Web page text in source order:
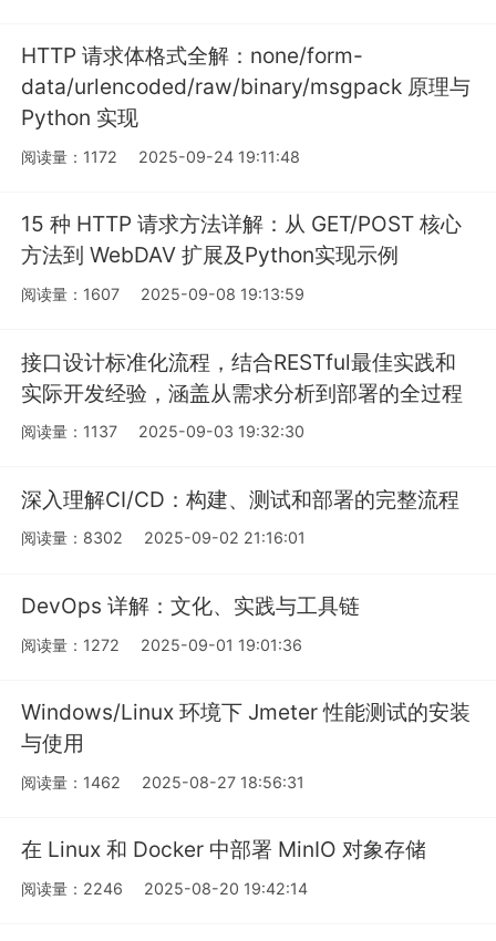
HTTP 请求体格式全解：none/form-
data/urlencoded/raw/binary/msgpack 原理与
Python 实现
阅读量：1172 2025-09-24 19:11:48
15 种 HTTP 请求方法详解：从 GET/POST 核心
方法到 WebDAV 扩展及Python实现示例
阅读量：1607 2025-09-08 19:13:59
接口设计标准化流程，结合RESTful最佳实践和
实际开发经验，涵盖从需求分析到部署的全过程
阅读量：1137 2025-09-03 19:32:30
深入理解CI/CD：构建、测试和部署的完整流程
阅读量：8302 2025-09-02 21:16:01
DevOps 详解：文化、实践与工具链
阅读量：1272 2025-09-01 19:01:36
Windows/Linux 环境下 Jmeter 性能测试的安装
与使用
阅读量：1462 2025-08-27 18:56:31
在 Linux 和 Docker 中部署 MinIO 对象存储
阅读量：2246 2025-08-20 19:42:14